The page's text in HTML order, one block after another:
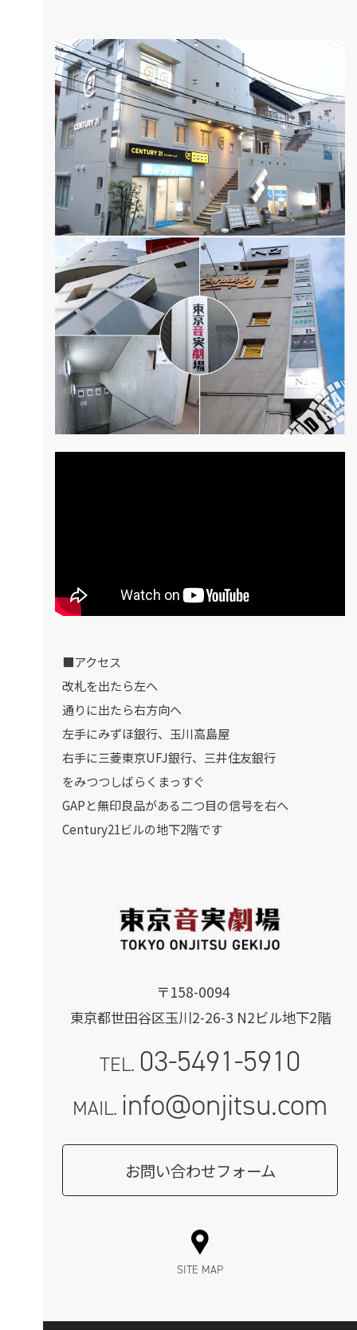
〒158-0094
東京都世田谷区玉川2-26-3 N2ビル地下2階
TEL. 03-5491-5910
MAIL. info@onjitsu.com
お問い合わせフォーム
■アクセス
改札を出たら左へ
通りに出たら右方向へ
左手にみずほ銀行、玉川高島屋
右手に三菱東京UFJ銀行、三井住友銀行
をみつつしばらくまっすぐ
GAPと無印良品がある二つ目の信号を右へ
Century21ビルの地下2階です
SITE MAP